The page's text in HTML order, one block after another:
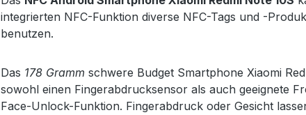
integrierten NFC-Funktion diverse NFC-Tags und -
benutzen.
Das 178 Gramm schwere Budget Smartphone Xiaomi
sowohl einen Fingerabdrucksensor als auch geeignete
Face-Unlock-Funktion. Fingerabdruck oder Gesicht